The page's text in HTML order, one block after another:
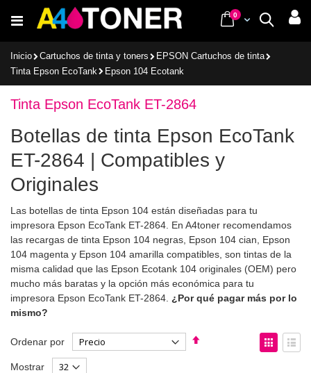
al
Buscar
Cart
0items
Inicio Cartuchos de tinta y toners
EPSON Cartuchos de tinta
Tinta Epson EcoTank
Epson 104 Ecotank
Tinta Epson EcoTank ET-2864
Botellas de tinta Epson EcoTank
ET-2864 | Compatibles y
Originales
Las botellas de tinta Epson 104 están diseñadas para tu
impresora Epson EcoTank ET-2864. En A4toner recomendamos
las recargas de tinta Epson 104 negras, Epson 104 cian, Epson
104 magenta y Epson 104 amarilla compatibles, son tintas de la
misma calidad que las Epson Ecotank 104 originales (OEM) pero
mucho más baratas y la opción más económica para tu
impresora Epson EcoTank ET-2864. ¿Por qué pagar más por lo
mismo?
Ordenar por
Fijar
Ver
como
Mostrar